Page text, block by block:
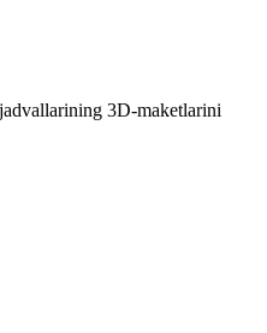
3D-maketlarini